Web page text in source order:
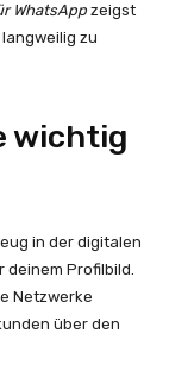
WhatsApp zeigst
zu
wichtig
in der digitalen
deinem Profilbild.
Netzwerke
über den